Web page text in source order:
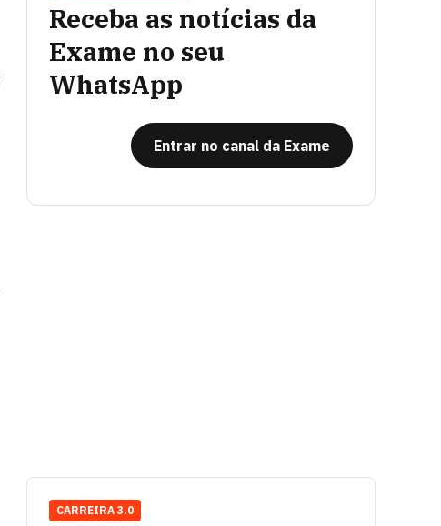
Receba as notícias da
Exame no seu
WhatsApp
Entrar no canal da Exame
CARREIRA 3.0